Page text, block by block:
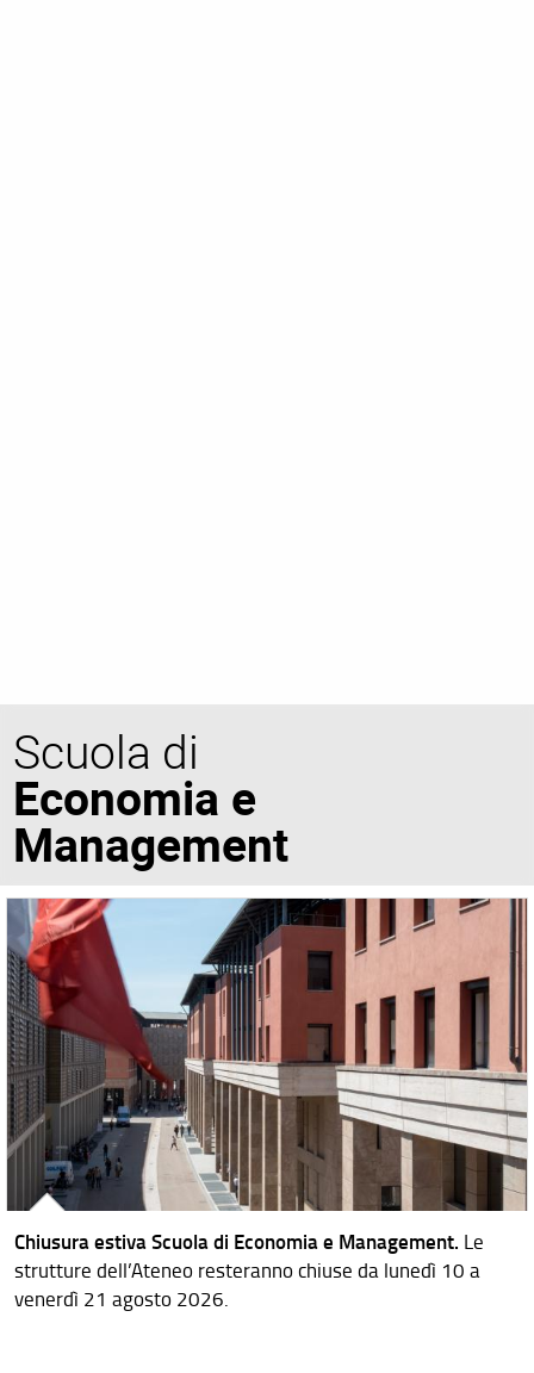
Scuola di
Economia e
Management
Chiusura estiva Scuola di Economia e Management. Le
strutture dell’Ateneo resteranno chiuse da lunedì 10 a
venerdì 21 agosto 2026.